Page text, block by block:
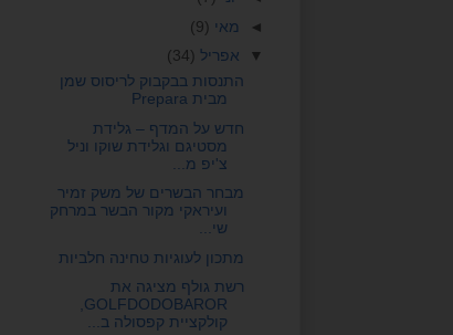
◄
מאי (9)
▼ אפריל (34)
התנסות בבקבוק לריסוס שמן
מבית Prepara
חדש על המדף – גלידת
מסטיגם וגלידת שוקו וניל
צ'יפ מ...
מבחר הבשרים של משק זמיר
ועיראקי מקור הבשר במרחק
שי...
מתכון לעוגיות טחינה חלביות
רשת גולף מציגה את
GOLFDODOBAROR,
קולקציית קפסולה ב...